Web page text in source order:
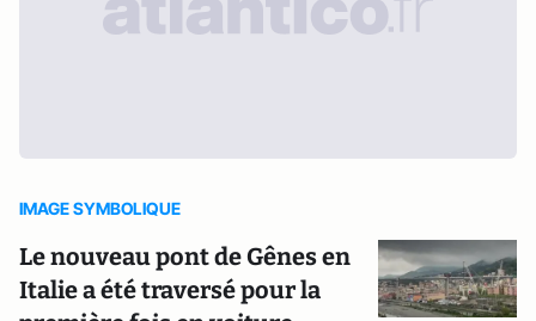
IMAGE SYMBOLIQUE
Le nouveau pont de Gênes en
Italie a été traversé pour la